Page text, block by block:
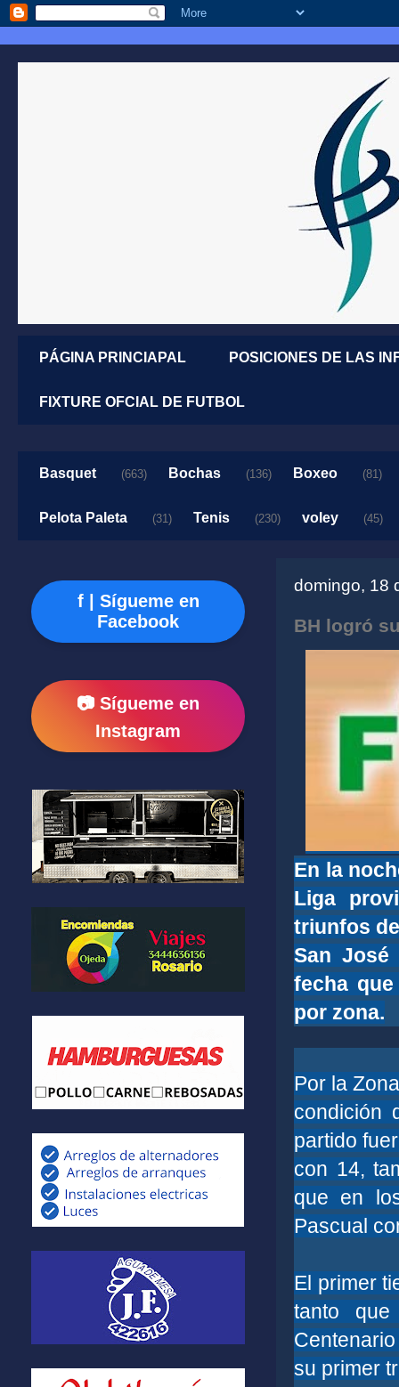
PÁGINA PRINCIAPAL POSICIONES DE LAS
FIXTURE OFCIAL DE FUTBOL
Basquet (663) Bochas (136) Boxeo (81)
Pelota Paleta (31) Tenis (230) voley (45)
domingo, 18
BH logró
En la
Liga
triunfos
San José
fecha
por zona.
Por la
condición
partido
con 14,
que en
Pascual
El primer
tanto
su primer
f | Sígueme en
Facebook
📷 Sígueme en
Instagram